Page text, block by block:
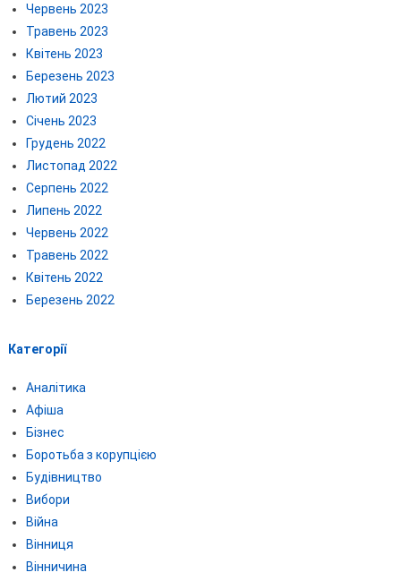
Червень 2023
Травень 2023
Квітень 2023
Березень 2023
Лютий 2023
Січень 2023
Грудень 2022
Листопад 2022
Серпень 2022
Липень 2022
Червень 2022
Травень 2022
Квітень 2022
Березень 2022
Категорії
Аналітика
Афіша
Бізнес
Боротьба з корупцією
Будівництво
Вибори
Війна
Вінниця
Вінничина